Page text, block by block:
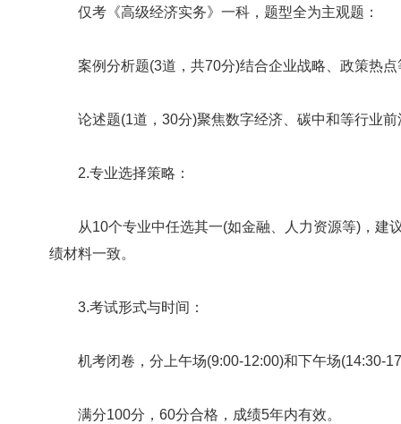
仅考《高级经济实务》一科，题型全为主观题：
案例分析题(3道，共70分)结合企业战略、政策热点
论述题(1道，30分)聚焦数字经济、碳中和等行业前
2.专业选择策略：
从10个专业中任选其一(如金融、人力资源等)，建
绩材料一致。
3.考试形式与时间：
机考闭卷，分上午场(9:00-12:00)和下午场(14:30-
满分100分，60分合格，成绩5年内有效。